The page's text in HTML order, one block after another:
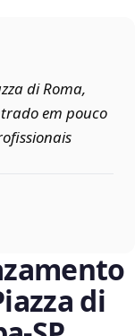
di Roma,
em pouco
di